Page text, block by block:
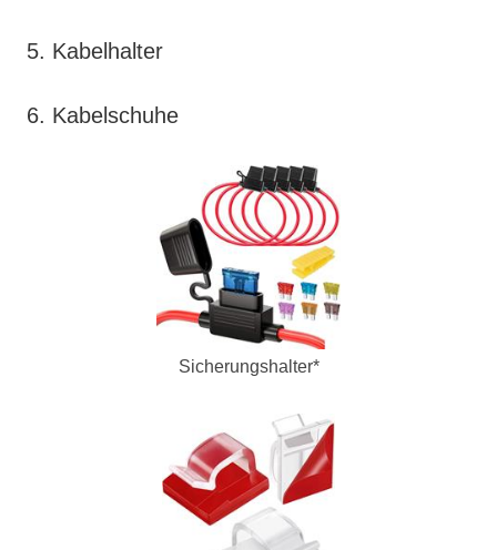
5. Kabelhalter
6. Kabelschuhe
Sicherungshalter*